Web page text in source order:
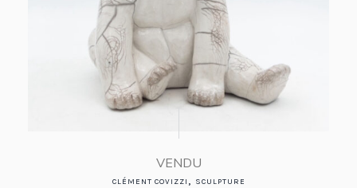
VENDU
CLÉMENT COVIZZI , SCULPTURE